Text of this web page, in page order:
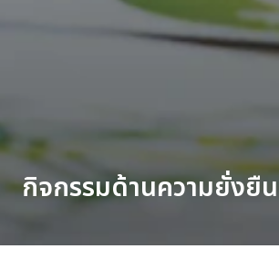
กิจกรรมด้านความยั่งยืน